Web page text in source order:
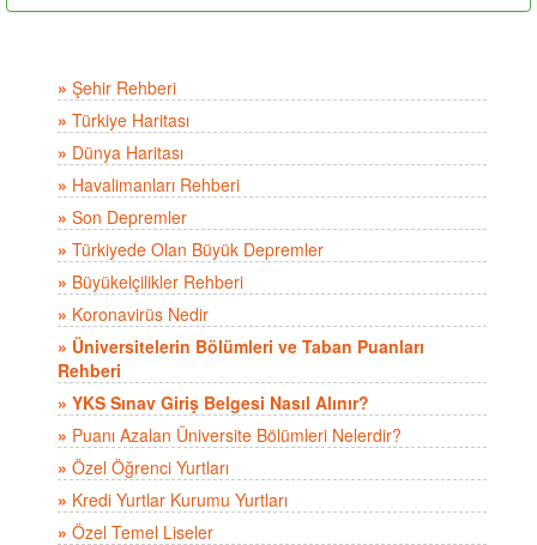
» Şehir Rehberi
» Türkiye Haritası
» Dünya Haritası
» Havalimanları Rehberi
» Son Depremler
» Türkiyede Olan Büyük Depremler
» Büyükelçilikler Rehberi
» Koronavirüs Nedir
» Üniversitelerin Bölümleri ve Taban Puanları
Rehberi
» YKS Sınav Giriş Belgesi Nasıl Alınır?
» Puanı Azalan Üniversite Bölümleri Nelerdir?
» Özel Öğrenci Yurtları
» Kredi Yurtlar Kurumu Yurtları
» Özel Temel Liseler